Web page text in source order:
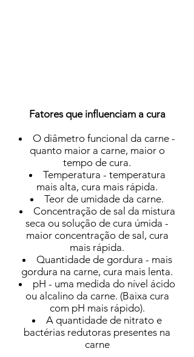
Fatores que influenciam a cura
O diâmetro funcional da carne -
quanto maior a carne, maior o
tempo de cura.
Temperatura - temperatura
mais alta, cura mais rápida.
Teor de umidade da carne.
Concentração de sal da mistura
seca ou solução de cura úmida -
maior concentração de sal, cura
mais rápida.
Quantidade de gordura - mais
gordura na carne, cura mais lenta.
pH - uma medida do nível ácido
ou alcalino da carne. (Baixa cura
com pH mais rápido).
A quantidade de nitrato e
bactérias redutoras presentes na
carne